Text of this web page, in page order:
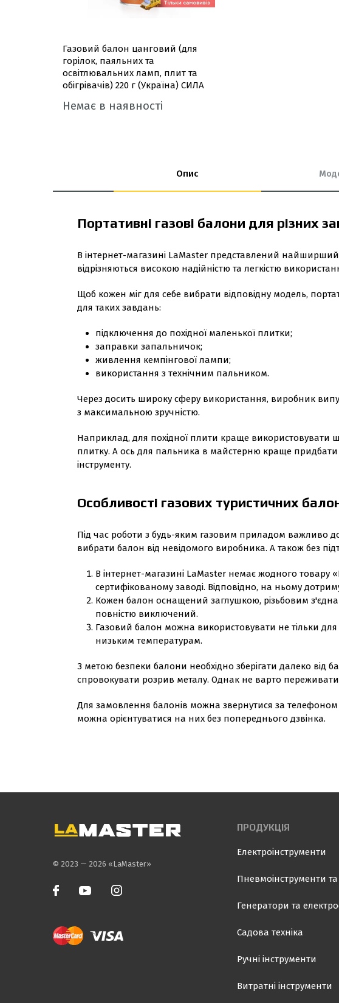
Газовий балон цанговий (для
горілок, паяльних та
освітлювальних ламп, плит та
обігрівачів) 220 г (Україна) СИЛА
Немає в наявності
Опис
Портативні газові балони для різних
В інтернет-магазині LaMaster представлений
відрізняються високою надійністю та легкістю
Щоб кожен міг для себе вибрати відповідну модель,
для таких завдань:
підключення до похідної маленької плитки;
заправки запальничок;
живлення кемпінгової лампи;
використання з технічним пальником.
Через досить широку сферу використання, виробник
з максимальною зручністю.
Наприклад, для похідної плити краще використовувати
плитку. А ось для пальника в майстерню краще
інструменту.
Особливості газових туристичних
Під час роботи з будь-яким газовим приладом важливо
вибрати балон від невідомого виробника. А також без
В інтернет-магазині LaMaster немає жодного товару
сертифікованому заводі. Відповідно, на ньому
Кожен балон оснащений заглушкою, різьбовим
повністю виключений.
Газовий балон можна використовувати не тільки для
низьким температурам.
З метою безпеки балони необхідно зберігати далеко від
спровокувати розрив металу. Однак не варто
Для замовлення балонів можна звернутися за
можна орієнтуватися на них без попереднього дзвінка.
© 2023 — 2026 «LaMaster»
ПРОДУКЦІЯ
Електроінструменти
Пневмоінструменти
Генератори та
Садова техніка
Ручні інструменти
Витратні інструменти